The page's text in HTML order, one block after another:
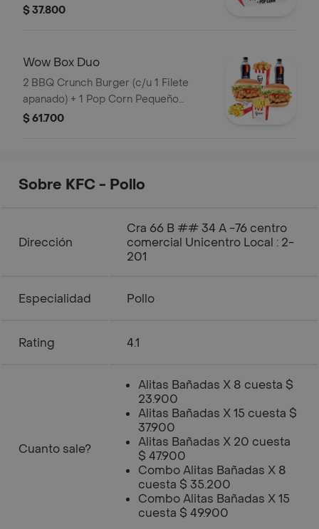
(Trocitos de pechuga pollo apanados)
$ 37.800
Wow Box Duo
2 BBQ Crunch Burger (c/u 1 Filete
apanado) + 1 Pop Corn Pequeño
(Trocitos de pechuga apanados) + 2
$ 61.700
Sobre KFC - Pollo
Dirección
Cra 66 B ## 34 A -76 centro
comercial Unicentro Local : 2-
201
Especialidad Pollo
Rating 4.1
Cuanto sale?
Alitas Bañadas X 8 cuesta $
23.900
Alitas Bañadas X 15 cuesta $
37.900
Alitas Bañadas X 20 cuesta
$ 47.900
Combo Alitas Bañadas X 8
cuesta $ 35.200
Combo Alitas Bañadas X 15
cuesta $ 49.900